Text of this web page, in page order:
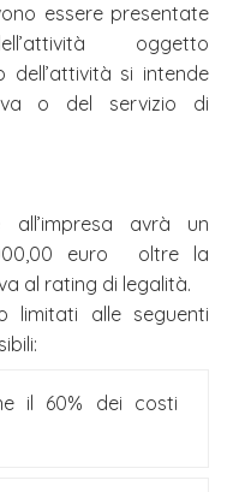
essere presentate
oggetto
dell’attività si intende
o del servizio di
all’impresa avrà un
euro oltre la
al rating di legalità.
limitati alle seguenti
il 60% dei costi